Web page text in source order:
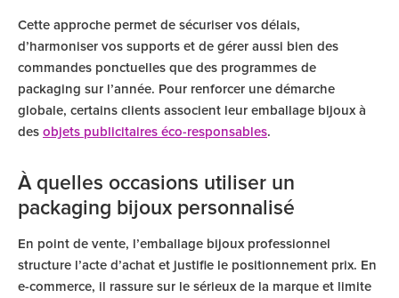
Cette approche permet de sécuriser vos délais,
d’harmoniser vos supports et de gérer aussi bien des
commandes ponctuelles que des programmes de
packaging sur l’année. Pour renforcer une démarche
globale, certains clients associent leur emballage bijoux à
des objets publicitaires éco-responsables.
À quelles occasions utiliser un
packaging bijoux personnalisé
En point de vente, l’emballage bijoux professionnel
structure l’acte d’achat et justifie le positionnement prix. En
e-commerce, il rassure sur le sérieux de la marque et limite